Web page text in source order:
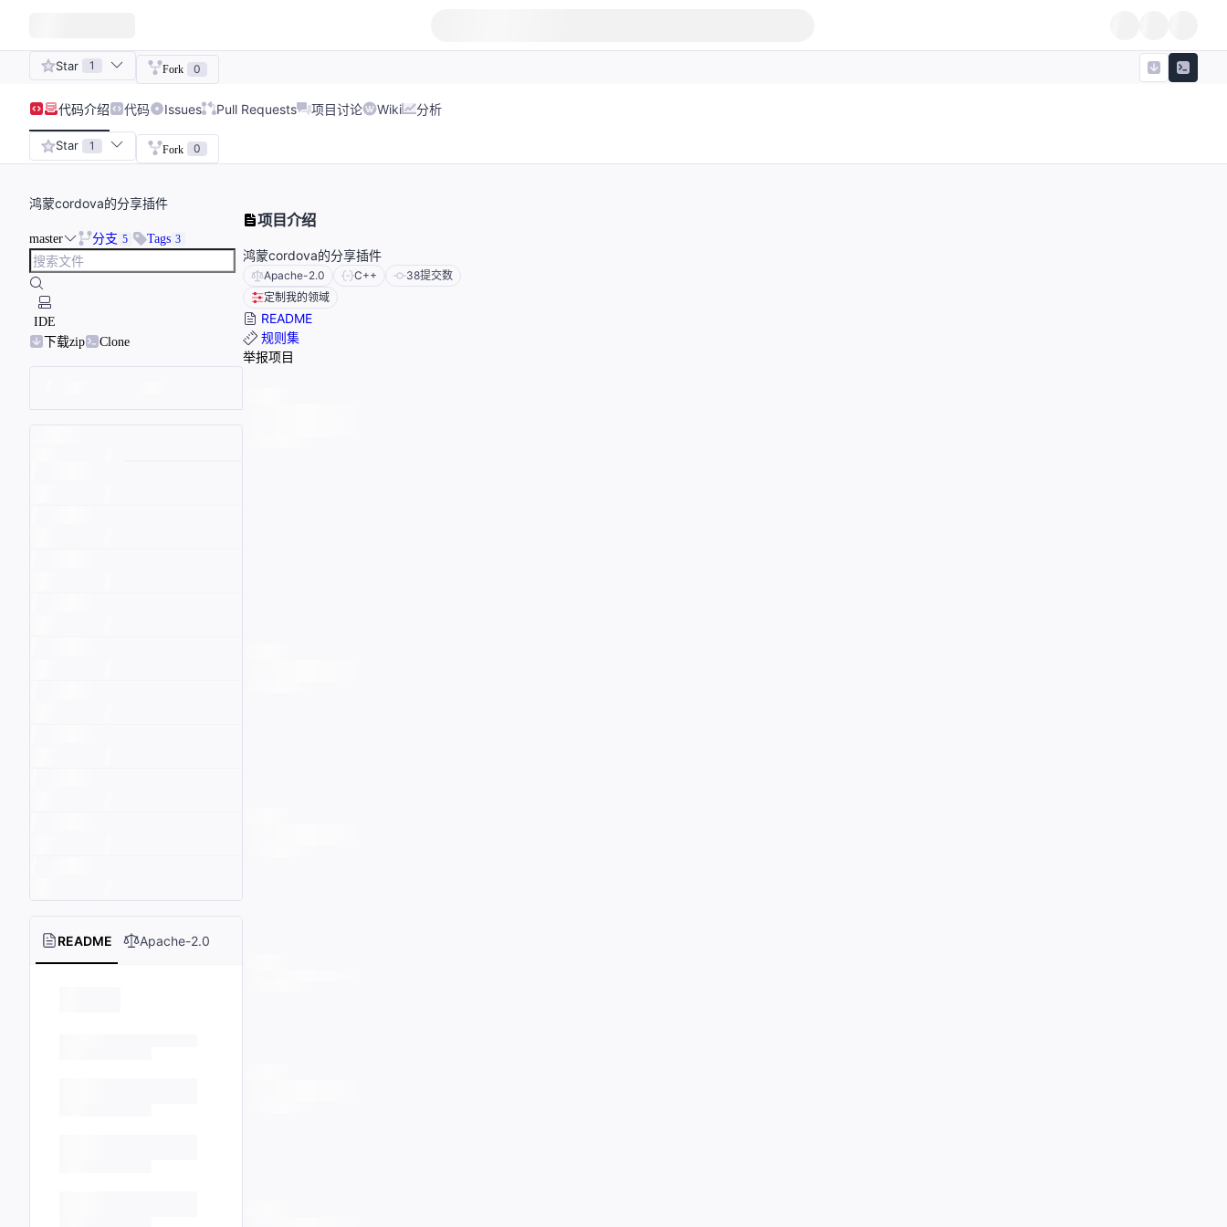
Star 1 Fork 0
代码介绍 代码 Issues Pull Requests 项目讨论 Wiki 分析
Star 1 Fork 0
鸿蒙cordova的分享插件
master 分支 5 Tags 3
IDE
下载zip
Clone
README Apache-2.0
项目介绍
鸿蒙cordova的分享插件
Apache-2.0 C++ 38提交数
定制我的领域
README
规则集
举报项目